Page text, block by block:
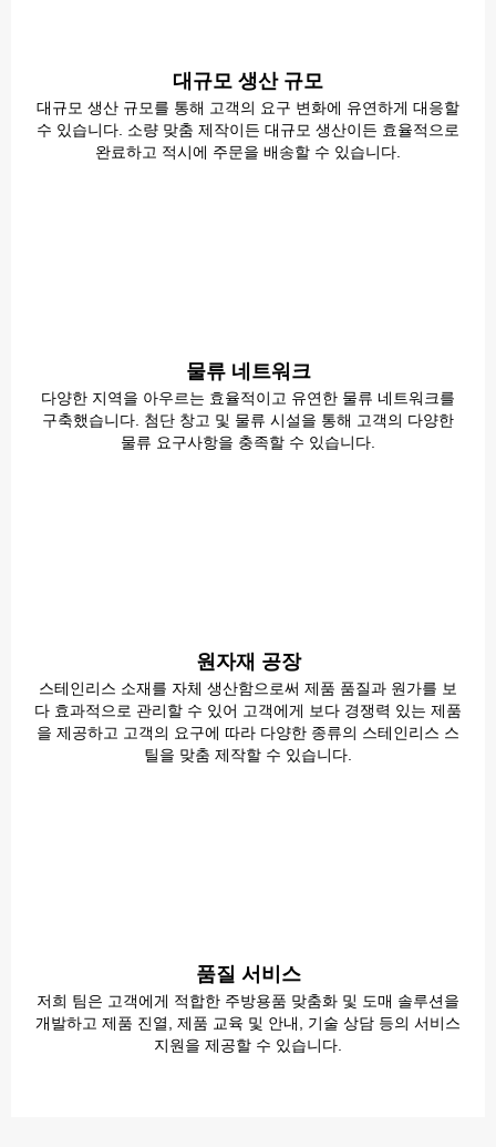
대규모 생산 규모
대규모 생산 규모를 통해 고객의 요구 변화에 유연하게 대응할
수 있습니다. 소량 맞춤 제작이든 대규모 생산이든 효율적으로
완료하고 적시에 주문을 배송할 수 있습니다.
물류 네트워크
다양한 지역을 아우르는 효율적이고 유연한 물류 네트워크를
구축했습니다. 첨단 창고 및 물류 시설을 통해 고객의 다양한
물류 요구사항을 충족할 수 있습니다.
원자재 공장
스테인리스 소재를 자체 생산함으로써 제품 품질과 원가를 보
다 효과적으로 관리할 수 있어 고객에게 보다 경쟁력 있는 제품
을 제공하고 고객의 요구에 따라 다양한 종류의 스테인리스 스
틸을 맞춤 제작할 수 있습니다.
품질 서비스
저희 팀은 고객에게 적합한 주방용품 맞춤화 및 도매 솔루션을
개발하고 제품 진열, 제품 교육 및 안내, 기술 상담 등의 서비스
지원을 제공할 수 있습니다.